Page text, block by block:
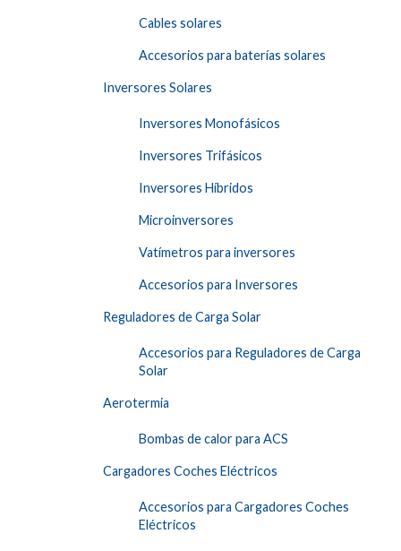
Cables solares
Accesorios para baterías solares
Inversores Solares
Inversores Monofásicos
Inversores Trifásicos
Inversores Híbridos
Microinversores
Vatímetros para inversores
Accesorios para Inversores
Reguladores de Carga Solar
Accesorios para Reguladores de Carga
Solar
Aerotermia
Bombas de calor para ACS
Cargadores Coches Eléctricos
Accesorios para Cargadores Coches
Eléctricos